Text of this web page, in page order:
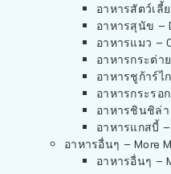
อาหารสัตว์เลี้
อาหารสุนัข –
อาหารแมว –
อาหารกระต่า
อาหารชูก้าร์ไ
อาหารกระรอ
อาหารชินชิล่
อาหารแกสบี้
อาหารอื่นๆ – More
อาหารอื่นๆ –